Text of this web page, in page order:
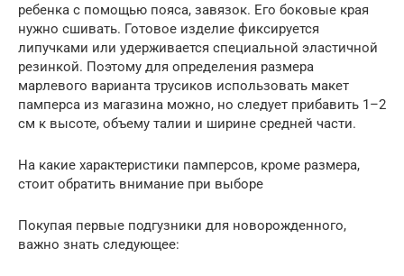
ребенка с помощью пояса, завязок. Его боковые края
нужно сшивать. Готовое изделие фиксируется
липучками или удерживается специальной эластичной
резинкой. Поэтому для определения размера
марлевого варианта трусиков использовать макет
памперса из магазина можно, но следует прибавить 1–2
см к высоте, объему талии и ширине средней части.
На какие характеристики памперсов, кроме размера,
стоит обратить внимание при выборе
Покупая первые подгузники для новорожденного,
важно знать следующее: